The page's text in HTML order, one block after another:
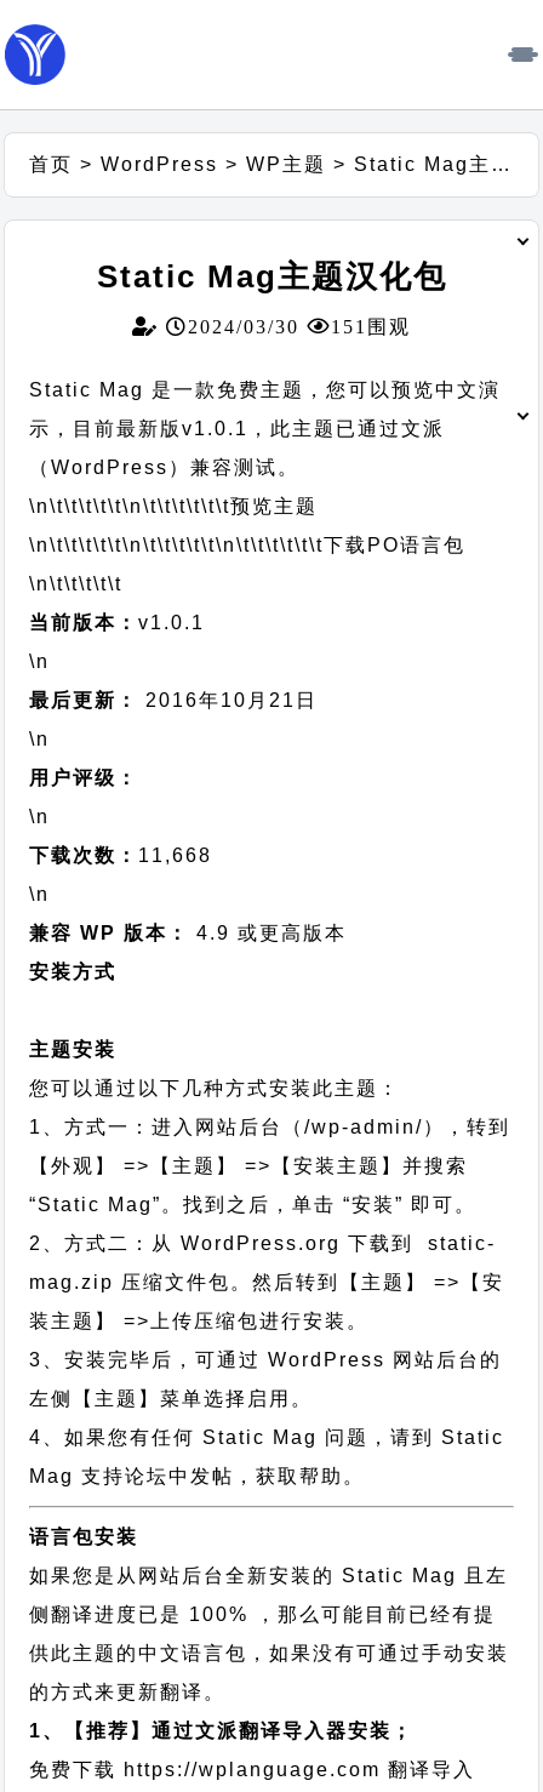
首页 >WordPress >WP主题 > Static Mag主题汉化包
Static Mag主题汉化包
2024/03/30 151围观
Static Mag 是一款免费主题，您可以预览中文演
示，目前最新版v1.0.1，此主题已通过文派
（WordPress）兼容测试。
\n\t\t\t\t\t\n\t\t\t\t\t\t预览主题
\n\t\t\t\t\t\n\t\t\t\t\t\n\t\t\t\t\t\t下载PO语言包
\n\t\t\t\t\t
当前版本：v1.0.1
\n
最后更新：
2016年10月21日
\n
用户评级：
\n
下载次数： 11,668
\n
兼容 WP 版本：
4.9 或更高版本
安装方式
主题安装
您可以通过以下几种方式安装此主题：
1、方式一：进入网站后台（/wp-admin/），转到
【外观】 =>【主题】 =>【安装主题】并搜索
“Static Mag”。找到之后，单击 “安装” 即可。
2、方式二：从 WordPress.org 下载到 static-
mag.zip 压缩文件包。然后转到【主题】 =>【安
装主题】 =>上传压缩包进行安装。
3、安装完毕后，可通过 WordPress 网站后台的
左侧【主题】菜单选择启用。
4、如果您有任何 Static Mag 问题，请到 Static
Mag 支持论坛中发帖，获取帮助。
语言包安装
如果您是从网站后台全新安装的 Static Mag 且左
侧翻译进度已是 100% ，那么可能目前已经有提
供此主题的中文语言包，如果没有可通过手动安装
的方式来更新翻译。
1、【推荐】通过文派翻译导入器安装；
免费下载 https://wplanguage.com 翻译导入